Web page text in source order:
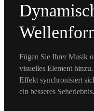
Fügen Sie Ihrer Musik
visuelles Element
Effekt synchronisiert
ein besseres Seherlebnis.